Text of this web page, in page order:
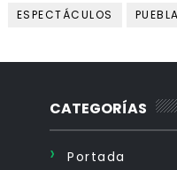
ESPECTÁCULOS
PUEBLA
CATEGORÍAS
Portada